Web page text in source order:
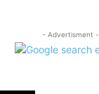
- Advertisment -